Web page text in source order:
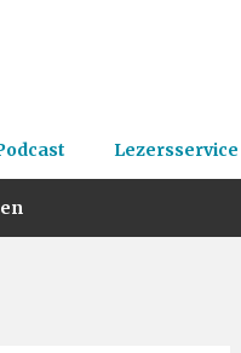
Lezersservice